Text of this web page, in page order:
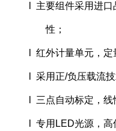
l 主要组件采用进
性；
l 红外计量单元，定
l 采用正/负压载流
l 三点自动标定，线
l 专用LED光源，高